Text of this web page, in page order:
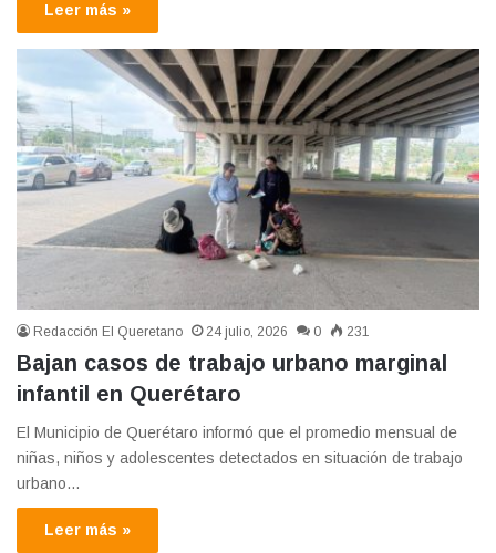
Leer más »
Redacción El Queretano 24 julio, 2026 0 231
Bajan casos de trabajo urbano marginal
infantil en Querétaro
El Municipio de Querétaro informó que el promedio mensual de
niñas, niños y adolescentes detectados en situación de trabajo
urbano…
Leer más »